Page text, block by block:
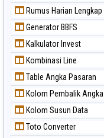
Rumus Harian Lengkap
Generator BBFS
Kalkulator Invest
Kombinasi Line
Table Angka Pasaran
Kolom Pembalik Angka
Kolom Susun Data
Toto Converter